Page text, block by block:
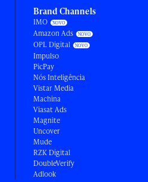
Brand Channels
IMO
Amazon Ads
OPL Digital
Impulso
PicPay
Nós Inteligência
Vistar Media
Machina
Viasat Ads
Magnite
Uncover
Mude
RZK Digital
DoubleVerify
Adlook